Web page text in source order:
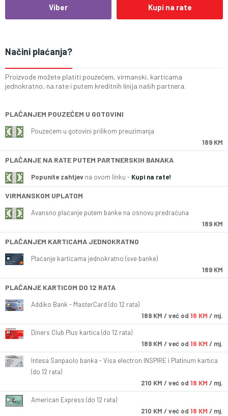
Viber Kupi na rate
Načini plaćanja?
Proizvode možete platiti pouzećem, virmanski, karticama
jednokratno, na rate i putem kreditnih linija naših partnera.
PLAĆANJEM POUZEĆEM U GOTOVINI
Pouzećem u gotovini prilikom preuzimanja
189 KM
PLAĆANJE NA RATE PUTEM PARTNERSKIH BANAKA
Popunite zahtjev na ovom linku - Kupi na rate!
VIRMANSKOM UPLATOM
Avansno plaćanje putem banke na osnovu predračuna
189 KM
PLAĆANJEM KARTICAMA JEDNOKRATNO
Plaćanje karticama jednokratno (sve banke)
189 KM
PLAĆANJE KARTICOM DO 12 RATA
Addiko Bank - MasterCard (do 12 rata)
189 KM / već od 16 KM / mj.
Diners Club Plus kartica (do 12 rata)
189 KM / već od 16 KM / mj.
Intesa Sanpaolo banka - Visa electron INSPIRE i Platinum kartica
(do 12 rata)
210 KM / već od 18 KM / mj.
American Express (do 12 rata)
210 KM / već od 18 KM / mj.